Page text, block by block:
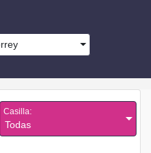
Casilla:
Todas